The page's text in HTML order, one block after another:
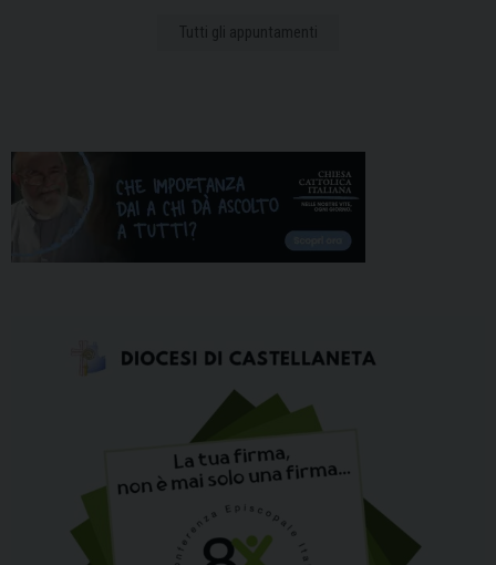
Tutti gli appuntamenti